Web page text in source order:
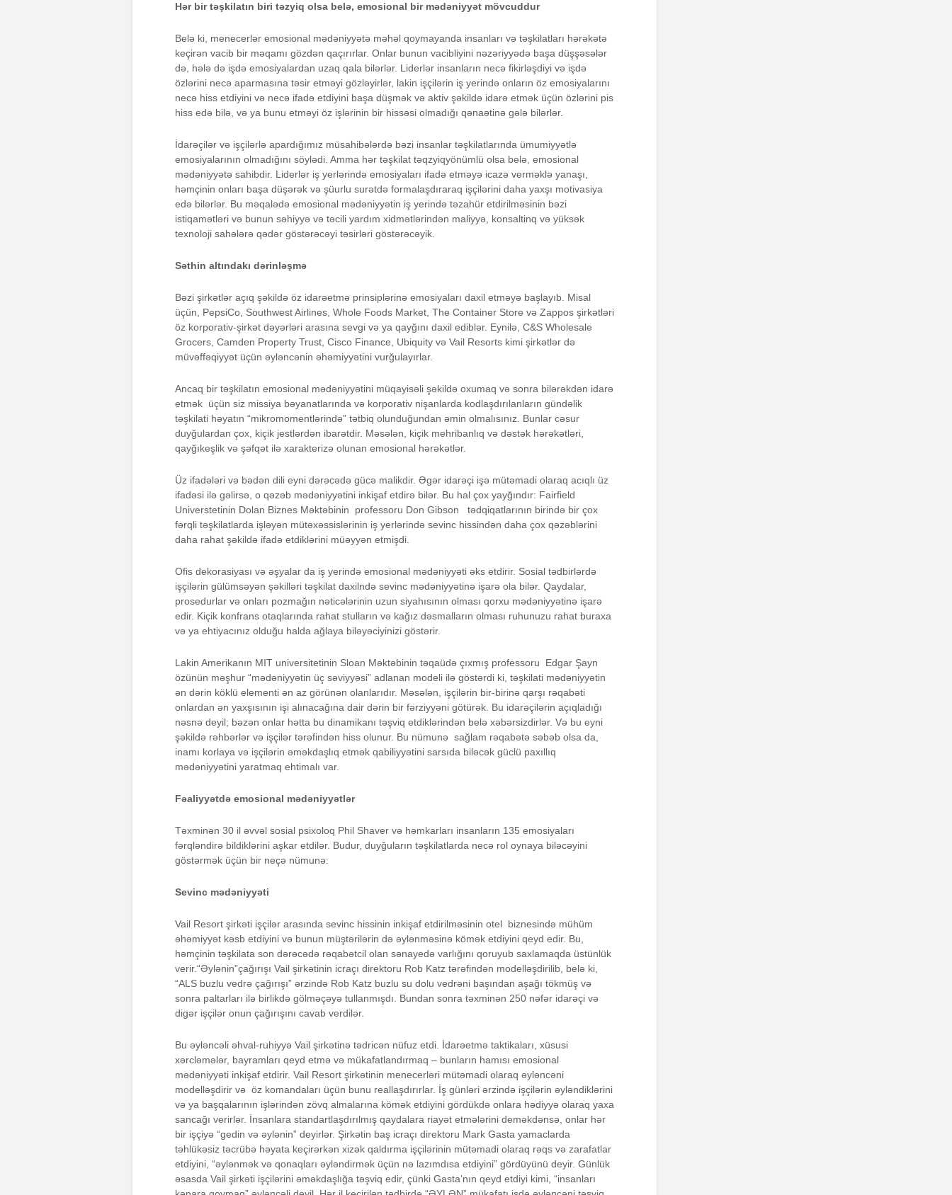
Hər bir təşkilatın biri təzyiq olsa belə, emosional bir mədəniyyət mövcuddur
Belə ki, menecerlər emosional mədəniyyətə məhəl qoymayanda insanları və təşkilatları hərəkətə
keçirən vacib bir məqamı gözdən qaçırırlar. Onlar bunun vacibliyini nəzəriyyədə başa düşşəsələr
də, hələ də işdə emosiyalardan uzaq qala bilərlər. Liderlər insanların necə fikirləşdiyi və işdə
özlərini necə aparmasına təsir etməyi gözləyirlər, lakin işçilərin iş yerində onların öz emosiyalarını
necə hiss etdiyini və necə ifadə etdiyini başa düşmək və aktiv şəkildə idarə etmək üçün özlərini pis
hiss edə bilə, və ya bunu etməyi öz işlərinin bir hissəsi olmadığı qənaətinə gələ bilərlər.
İdarəçilər və işçilərlə apardığımız müsahibələrdə bəzi insanlar təşkilatlarında ümumiyyətlə
emosiyalarının olmadığını söylədi. Amma hər təşkilat təqzyiqyönümlü olsa belə, emosional
mədəniyyətə sahibdir. Liderlər iş yerlərində emosiyaları ifadə etməyə icazə verməklə yanaşı,
həmçinin onları başa düşərək və şüurlu surətdə formalaşdıraraq işçilərini daha yaxşı motivasiya
edə bilərlər. Bu məqalədə emosional mədəniyyətin iş yerində təzahür etdirilməsinin bəzi
istiqamətləri və bunun səhiyyə və təcili yardım xidmətlərindən maliyyə, konsaltinq və yüksək
texnoloji sahələrə qədər göstərəcəyi təsirləri göstərəcəyik.
Səthin altındakı dərinləşmə
Bəzi şirkətlər açıq şəkildə öz idarəetmə prinsiplərinə emosiyaları daxil etməyə başlayıb. Misal
üçün, PepsiCo, Southwest Airlines, Whole Foods Market, The Container Store və Zappos şirkətləri
öz korporativ-şirkət dəyərləri arasına sevgi və ya qayğını daxil ediblər. Eynilə, C&S Wholesale
Grocers, Camden Property Trust, Cisco Finance, Ubiquity və Vail Resorts kimi şirkətlər də
müvəffəqiyyət üçün əyləncənin əhəmiyyətini vurğulayırlar.
Ancaq bir təşkilatın emosional mədəniyyətini müqayisəli şəkildə oxumaq və sonra bilərəkdən idarə
etmək üçün siz missiya bəyanatlarında və korporativ nişanlarda kodlaşdırılanların gündəlik
təşkilati həyatın “mikromomentlərində” tətbiq olunduğundan əmin olmalısınız. Bunlar cəsur
duyğulardan çox, kiçik jestlərdən ibarətdir. Məsələn, kiçik mehribanlıq və dəstək hərəkətləri,
qayğıkeşlik və şəfqət ilə xarakterizə olunan emosional hərəkətlər.
Üz ifadələri və bədən dili eyni dərəcədə gücə malikdir. Əgər idarəçi işə mütəmadi olaraq acıqlı üz
ifadəsi ilə gəlirsə, o qəzəb mədəniyyətini inkişaf etdirə bilər. Bu hal çox yayğındır: Fairfield
Universtetinin Dolan Biznes Məktəbinin professoru Don Gibson tədqiqatlarının birində bir çox
fərqli təşkilatlarda işləyən mütəxəssislərinin iş yerlərində sevinc hissindən daha çox qəzəblərini
daha rahat şəkildə ifadə etdiklərini müəyyən etmişdi.
Ofis dekorasiyası və əşyalar da iş yerində emosional mədəniyyəti əks etdirir. Sosial tədbirlərdə
işçilərin gülümsəyən şəkilləri təşkilat daxilndə sevinc mədəniyyətinə işarə ola bilər. Qaydalar,
prosedurlar və onları pozmağın nəticələrinin uzun siyahısının olması qorxu mədəniyyətinə işarə
edir. Kiçik konfrans otaqlarında rahat stulların və kağız dəsmalların olması ruhunuzu rahat buraxa
və ya ehtiyacınız olduğu halda ağlaya biləyəciyinizi göstərir.
Lakin Amerikanın MIT universitetinin Sloan Məktəbinin təqaüdə çıxmış professoru Edgar Şayn
özünün məşhur “mədəniyyətin üç səviyyəsi” adlanan modeli ilə göstərdi ki, təşkilati mədəniyyətin
ən dərin köklü elementi ən az görünən olanlarıdır. Məsələn, işçilərin bir-birinə qarşı rəqabəti
onlardan ən yaxşısının işi alınacağına dair dərin bir fərziyyəni götürək. Bu idarəçilərin açıqladığı
nəsnə deyil; bəzən onlar hətta bu dinamikanı təşviq etdiklərindən belə xəbərsizdirlər. Və bu eyni
şəkildə rəhbərlər və işçilər tərəfindən hiss olunur. Bu nümunə sağlam rəqabətə səbəb olsa da,
inamı korlaya və işçilərin əməkdaşlıq etmək qabiliyyətini sarsıda biləcək güclü paxıllıq
mədəniyyətini yaratmaq ehtimalı var.
Fəaliyyətdə emosional mədəniyyətlər
Təxminən 30 il əvvəl sosial psixoloq Phil Shaver və həmkarları insanların 135 emosiyaları
fərqləndirə bildiklərini aşkar etdilər. Budur, duyğuların təşkilatlarda necə rol oynaya biləcəyini
göstərmək üçün bir neçə nümunə:
Sevinc mədəniyyəti
Vail Resort şirkəti işçilər arasında sevinc hissinin inkişaf etdirilməsinin otel biznesində mühüm
əhəmiyyət kəsb etdiyini və bunun müştərilərin də əylənməsinə kömək etdiyini qeyd edir. Bu,
həmçinin təşkilata son dərəcədə rəqabətcil olan sənayedə varlığını qoruyub saxlamaqda üstünlük
verir.“Əylənin”çağırışı Vail şirkətinin icraçı direktoru Rob Katz tərəfindən modelləşdirilib, belə ki,
“ALS buzlu vedrə çağırışı” ərzində Rob Katz buzlu su dolu vedrəni başından aşağı tökmüş və
sonra paltarları ilə birlikdə gölməçəyə tullanmışdı. Bundan sonra təxminən 250 nəfər idarəçi və
digər işçilər onun çağırışını cavab verdilər.
Bu əyləncəli əhval-ruhiyyə Vail şirkətinə tədricən nüfuz etdi. İdarəetmə taktikaları, xüsusi
xərcləmələr, bayramları qeyd etmə və mükafatlandırmaq – bunların hamısı emosional
mədəniyyəti inkişaf etdirir. Vail Resort şirkətinin menecerləri mütəmadi olaraq əyləncəni
modelləşdirir və öz komandaları üçün bunu reallaşdırırlar. İş günləri ərzində işçilərin əyləndiklərini
və ya başqalarının işlərindən zövq almalarına kömək etdiyini gördükdə onlara hədiyyə olaraq yaxa
sancağı verirlər. İnsanlara standartlaşdırılmış qaydalara riayət etmələrini deməkdənsə, onlar hər
bir işçiyə “gedin və əylənin” deyirlər. Şirkətin baş icraçı direktoru Mark Gasta yamaclarda
təhlükəsiz təcrübə həyata keçirərkən xizək qaldırma işçilərinin mütəmadi olaraq rəqs və zarafatlar
etdiyini, “əylənmək və qonaqları əyləndirmək üçün nə lazımdısa etdiyini” gördüyünü deyir. Günlük
əsasda Vail şirkəti işçilərini əməkdaşlığa təşviq edir, çünki Gasta’nın qeyd etdiyi kimi, “insanları